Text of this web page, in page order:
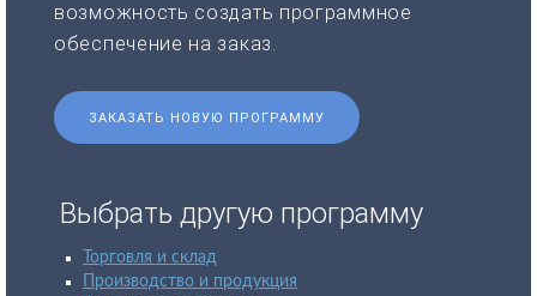
возможность создать программное
обеспечение на заказ.
ЗАКАЗАТЬ НОВУЮ ПРОГРАММУ
Выбрать другую программу
Торговля и склад
Производство и продукция